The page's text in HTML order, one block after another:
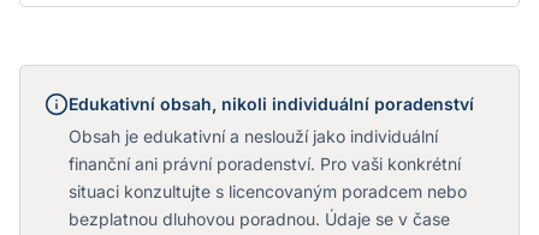
Edukativní obsah, nikoli individuální poradenství
Obsah je edukativní a neslouží jako individuální
finanční ani právní poradenství. Pro vaši konkrétní
situaci konzultujte s licencovaným poradcem nebo
bezplatnou dluhovou poradnou. Údaje se v čase